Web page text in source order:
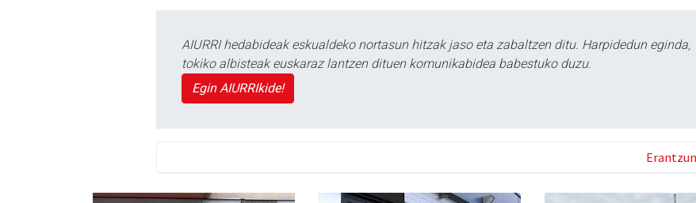
AIURRI hedabideak eskualdeko nortasun hitzak jaso eta zabaltzen ditu. Harpidedun eginda,
tokiko albisteak euskaraz lantzen dituen komunikabidea babestuko duzu.
Egin AIURRIkide!
Erantzun